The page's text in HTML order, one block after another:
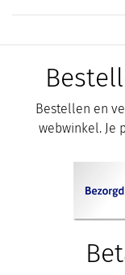
Bestellen en
webwinkel. Je